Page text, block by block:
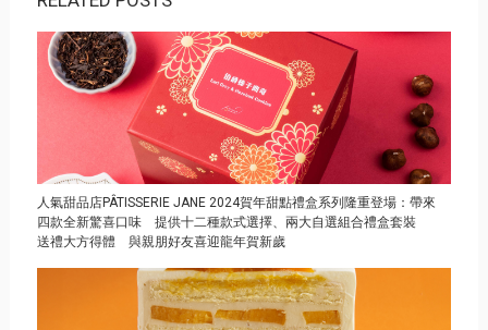
人氣甜品店PÂTISSERIE JANE 2024賀年甜點禮盒系列隆重登場：帶來
四款全新驚喜口味 提供十二種款式選擇、兩大自選組合禮盒套裝
送禮大方得體 與親朋好友喜迎龍年賀新歲